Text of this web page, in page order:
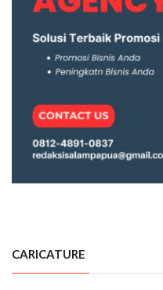
CARICATURE